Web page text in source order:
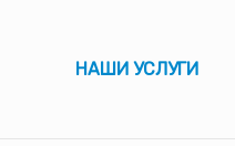
НАШИ УСЛУГИ